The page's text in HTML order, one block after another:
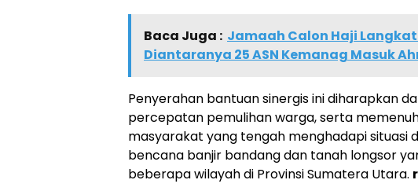
Baca Juga : Jamaah Calon Haji
Diantaranya 25 ASN Kemanag Masuk
Penyerahan bantuan sinergis ini diharapkan
percepatan pemulihan warga, serta
masyarakat yang tengah menghadapi situasi
bencana banjir bandang dan tanah longsor
beberapa wilayah di Provinsi Sumatera Utara.